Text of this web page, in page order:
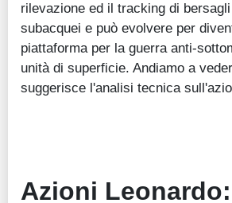
rilevazione ed il tracking di
subacquei e può evolvere per
piattaforma per la guerra anti-
unità di superficie. Andiamo a
suggerisce l'analisi tecnica
Azioni